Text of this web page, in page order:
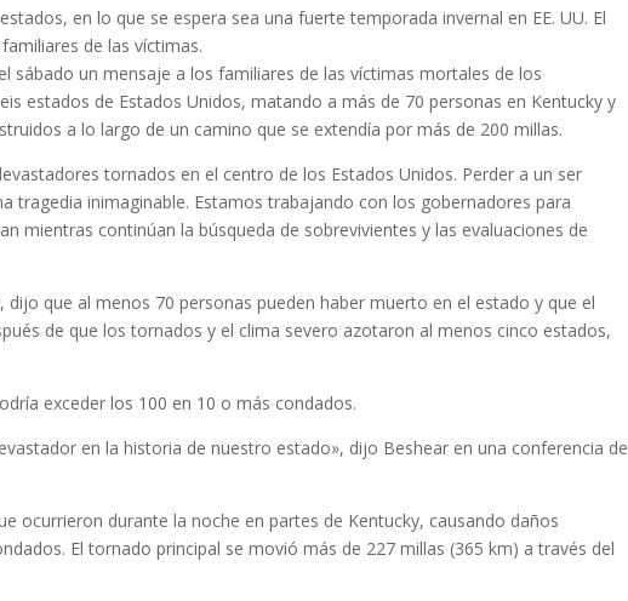
en lo que se espera sea una fuerte temporada invernal en EE. UU. El
de las víctimas.
sábado un mensaje a los familiares de las víctimas mortales de los
estados de Estados Unidos, matando a más de 70 personas en Kentucky y
a lo largo de un camino que se extendía por más de 200 millas.
tornados en el centro de los Estados Unidos. Perder a un ser
tragedia inimaginable. Estamos trabajando con los gobernadores para
mientras continúan la búsqueda de sobrevivientes y las evaluaciones de
dijo que al menos 70 personas pueden haber muerto en el estado y que el
de que los tornados y el clima severo azotaron al menos cinco estados,
exceder los 100 en 10 o más condados.
en la historia de nuestro estado», dijo Beshear en una conferencia de
ocurrieron durante la noche en partes de Kentucky, causando daños
El tornado principal se movió más de 227 millas (365 km) a través del